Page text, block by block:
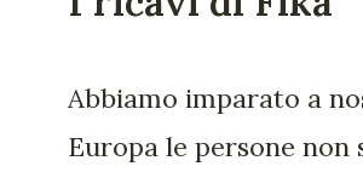
Abbiamo imparato a
Europa le persone non